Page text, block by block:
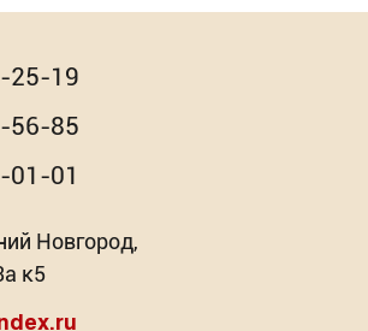
25-19
56-85
01-01
Новгород,
к5